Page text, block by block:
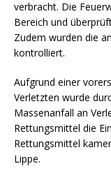
verbracht. Die
Bereich und
Zudem wurden die
kontrolliert.
Aufgrund einer
Verletzten wurde
Massenanfall an
Rettungsmittel die
Rettungsmittel
Lippe.